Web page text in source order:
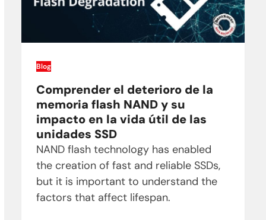
Blog
Comprender el deterioro de la
memoria flash NAND y su
impacto en la vida útil de las
unidades SSD
NAND flash technology has enabled
the creation of fast and reliable SSDs,
but it is important to understand the
factors that affect lifespan.